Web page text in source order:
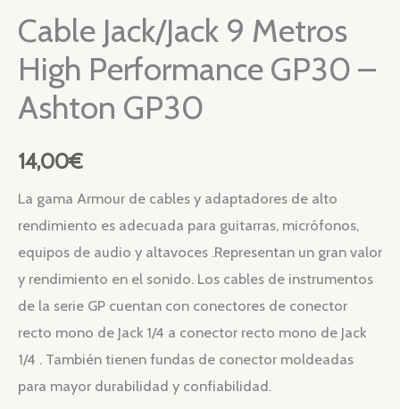
Cable Jack/Jack 9 Metros
High Performance GP30 –
Ashton GP30
14,00€
La gama Armour de cables y adaptadores de alto
rendimiento es adecuada para guitarras, micrófonos,
equipos de audio y altavoces .Representan un gran valor
y rendimiento en el sonido. Los cables de instrumentos
de la serie GP cuentan con conectores de conector
recto mono de Jack 1/4 a conector recto mono de Jack
1/4 . También tienen fundas de conector moldeadas
para mayor durabilidad y confiabilidad.